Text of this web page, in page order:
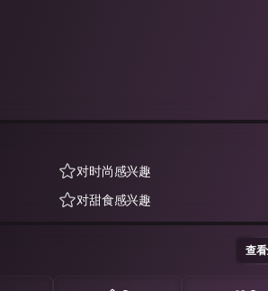
对时尚感兴趣
对甜食感兴趣
查